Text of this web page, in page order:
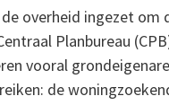
overheid ingezet om
Planbureau
vooral
de